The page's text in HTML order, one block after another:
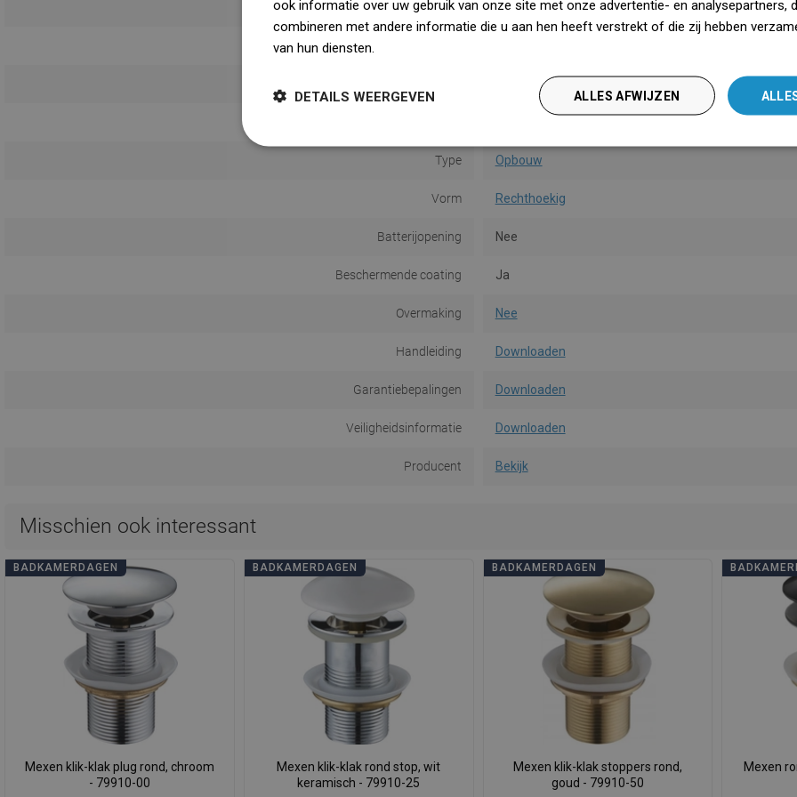
Hoogte 13,5 cm
Type Opbouw
Vorm Rechthoekig
Batterijopening Nee
Beschermende coating Ja
Overmaking Nee
Handleiding Downloaden
Garantiebepalingen Downloaden
Veiligheidsinformatie Downloaden
Producent Bekijk
Misschien ook interessant
BADKAMERDAGEN
Mexen klik-klak plug rond, chroom
- 79910-00
BADKAMERDAGEN
Mexen klik-klak rond stop, wit
keramisch - 79910-25
BADKAMERDAGEN
Mexen klik-klak stoppers rond,
goud - 79910-50
Mexen
ook informatie over uw gebruik van onze site met onze advertentie- en analysepartners,
combineren met andere informatie die u aan hen heeft verstrekt of die zij hebben
van hun diensten.
ALLES AFWIJZEN
DETAILS WEERGEVEN